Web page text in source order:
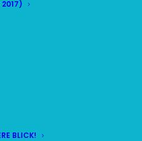
BLICK!
GEFUNDEN: